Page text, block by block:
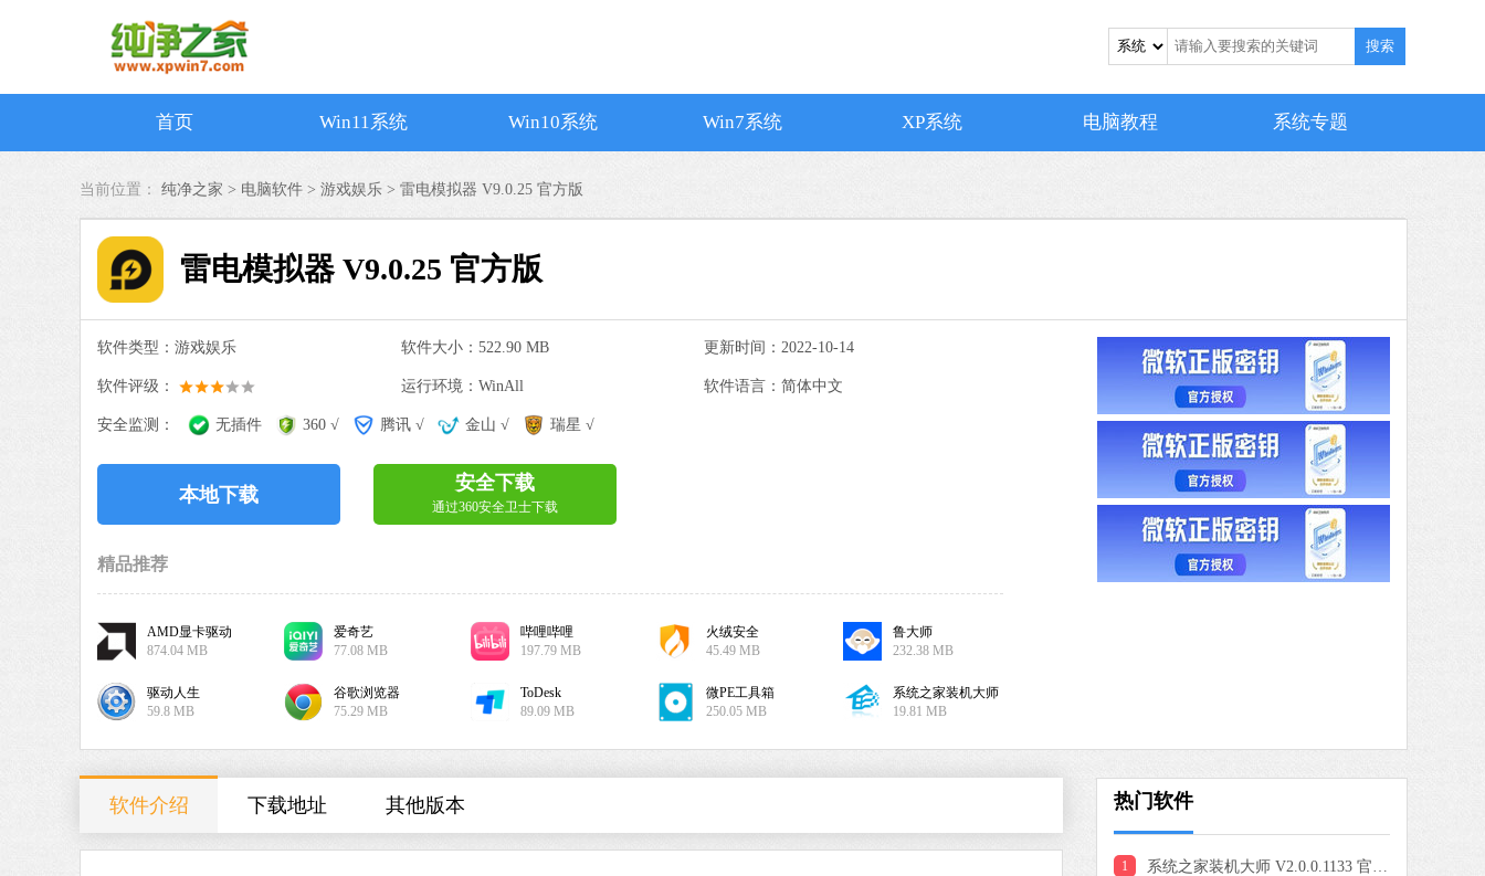
搜索
首页 Win11系统 Win10系统 Win7系统 XP系统 电脑教程 系统专题
当前位置： 纯净之家 > 电脑软件 > 游戏娱乐 > 雷电模拟器 V9.0.25 官方版
雷电模拟器 V9.0.25 官方版
软件类型：游戏娱乐 软件大小：522.90 MB 更新时间：2022-10-14
软件评级： 运行环境：WinAll 软件语言：简体中文
安全监测： 无插件 360 √ 腾讯 √ 金山 √ 瑞星 √
本地下载
安全下载
通过360安全卫士下载
精品推荐
AMD显卡驱动
874.04 MB
爱奇艺
77.08 MB
哔哩哔哩
197.79 MB
火绒安全
45.49 MB
鲁大师
232.38 MB
驱动人生
59.8 MB
谷歌浏览器
75.29 MB
ToDesk
89.09 MB
微PE工具箱
250.05 MB
系统之家装机大师
19.81 MB
软件介绍 下载地址 其他版本 热门软件
1 系统之家装机大师 V2.0.0.1133 官方版
下载
驱动人生
软件大小：59.8 MB
软件语言：简体中文
搜狗输入法
软件语言：简体中文
软件大小：191.39 MB
谷歌浏览器